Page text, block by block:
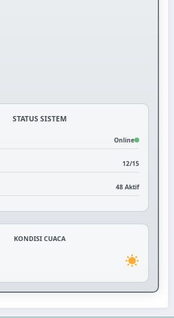
STATUS SISTEM
Online
12/15
48 Aktif
KONDISI CUACA